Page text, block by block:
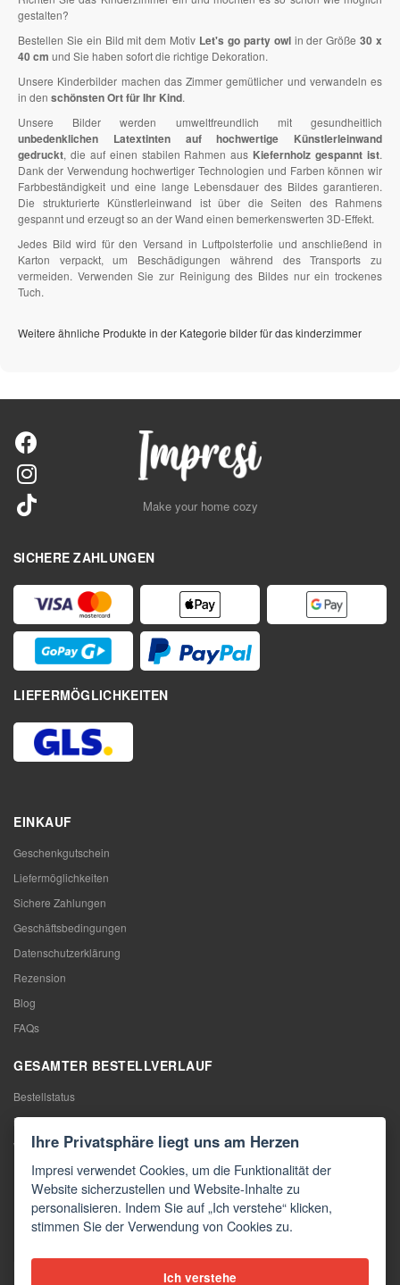
gestalten?
Bestellen Sie ein Bild mit dem Motiv Let's go party owlin der Größe30 x
40 cm und Sie haben sofort die richtige Dekoration.
Unsere Kinderbilder machen das Zimmer gemütlicher und verwandeln es
in den schönsten Ort für Ihr Kind.
Unsere Bilder werden umweltfreundlich mit gesundheitlich
unbedenklichen Latextinten auf hochwertige Künstlerleinwand
gedruckt, die auf einen stabilen Rahmen aus Kiefernholz gespannt ist.
Dank der Verwendung hochwertiger Technologien und Farben können wir
Farbbeständigkeit und eine lange Lebensdauer des Bildes garantieren.
Die strukturierte Künstlerleinwand ist über die Seiten des Rahmens
gespannt und erzeugt so an der Wand einen bemerkenswerten 3D-Effekt.
Jedes Bild wird für den Versand in Luftpolsterfolie und anschließend in
Karton verpackt, um Beschädigungen während des Transports zu
vermeiden. Verwenden Sie zur Reinigung des Bildes nur ein trockenes
Tuch.
Weitere ähnliche Produkte in der Kategorie bilder für das kinderzimmer
Make your home cozy
SICHERE ZAHLUNGEN
LIEFERMÖGLICHKEITEN
EINKAUF
Geschenkgutschein
Liefermöglichkeiten
Sichere Zahlungen
Geschäftsbedingungen
Datenschutzerklärung
Rezension
Blog
FAQs
GESAMTER BESTELLVERLAUF
Bestellstatus
Meine Bestellung
Warentausch
Rücktritt vom Vertrag
Reklamation
KONTAKTE
Kontakte
Ihre Privatsphäre liegt uns am Herzen
Impresi verwendet Cookies, um die Funktionalität der
Website sicherzustellen und Website-Inhalte zu
personalisieren. Indem Sie auf „Ich verstehe“ klicken,
stimmen Sie der Verwendung von Cookies zu.
Ich verstehe